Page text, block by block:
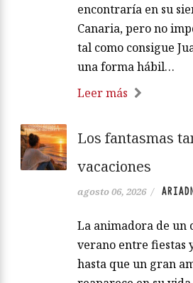
encontraría en su
Canaria, pero no
tal como consigue
una forma hábil…
Leer más
Los fantasmas
vacaciones
agosto 06, 2026 /
La animadora de un
verano entre fiestas
hasta que un gran